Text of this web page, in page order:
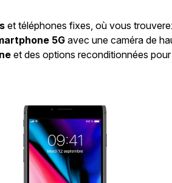
et téléphones fixes, où vous
5G avec une caméra de
et des options reconditionnées